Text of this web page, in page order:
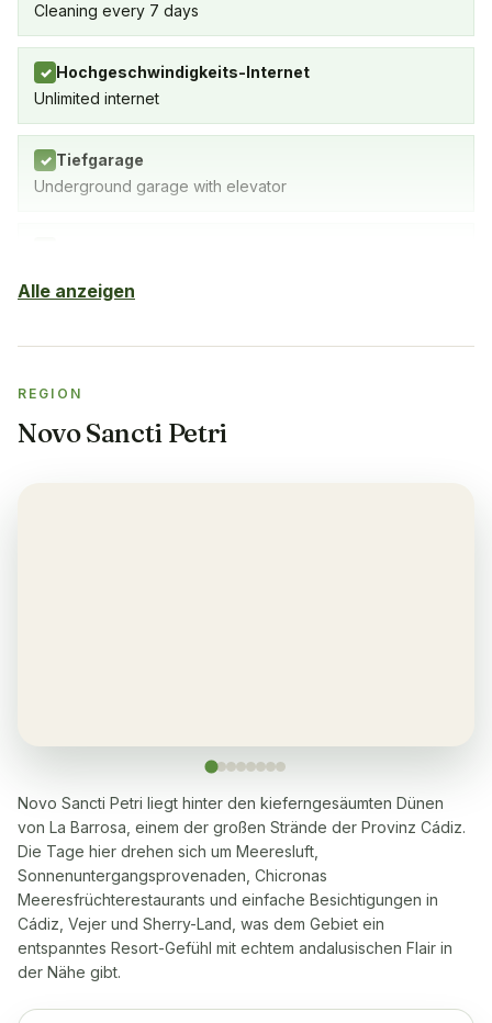
Cleaning every 7 days
✓ Hochgeschwindigkeits-Internet
Unlimited internet
✓ Tiefgarage
Underground garage with elevator
✓ Waschmaschine
✓ Geschirrspüler
Ja
✓ Mikrowelle
Ja
✓ Kochherd
Alle anzeigen
REGION
Novo Sancti Petri
Novo Sancti Petri liegt hinter den kieferngesäumten Dünen
von La Barrosa, einem der großen Strände der Provinz Cádiz.
Die Tage hier drehen sich um Meeresluft,
Sonnenuntergangsprovenaden, Chicronas
Meeresfrüchterestaurants und einfache Besichtigungen in
Cádiz, Vejer und Sherry-Land, was dem Gebiet ein
entspanntes Resort-Gefühl mit echtem andalusischen Flair in
der Nähe gibt.